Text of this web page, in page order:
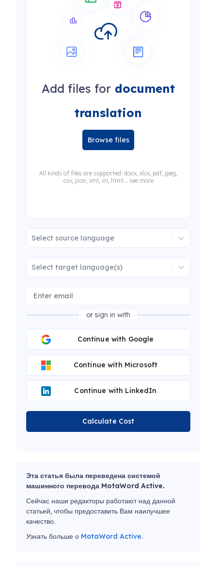
Add files for document
translation
Browse files
All kinds of files are supported: docx, xlsx, pdf, jpeg,
csv, json, xml, ini, html... see more
Select source language
Select target language(s)
or sign in with
Continue with Google
Continue with Microsoft
Continue with LinkedIn
Calculate Cost
Эта статья была переведена системой
машинного перевода MotaWord Active.
Сейчас наши редакторы работают над данной
статьей, чтобы предоставить Вам наилучшее
качество.
Узнать больше о MotaWord Active.